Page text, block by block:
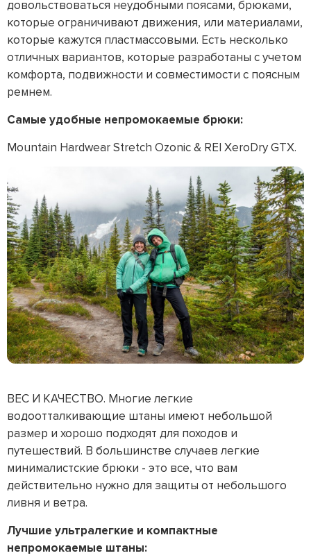
довольствоваться неудобными поясами, брюками,
которые ограничивают движения, или материалами,
которые кажутся пластмассовыми. Есть несколько
отличных вариантов, которые разработаны с учетом
комфорта, подвижности и совместимости с поясным
ремнем.
Самые удобные непромокаемые брюки:
Mountain Hardwear Stretch Ozonic & REI XeroDry GTX.
ВЕС И КАЧЕСТВО. Многие легкие
водоотталкивающие штаны имеют небольшой
размер и хорошо подходят для походов и
путешествий. В большинстве случаев легкие
минималистские брюки - это все, что вам
действительно нужно для защиты от небольшого
ливня и ветра.
Лучшие ультралегкие и компактные
непромокаемые штаны: